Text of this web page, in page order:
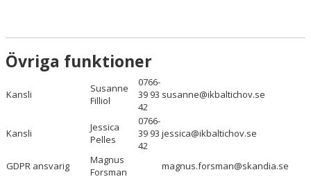
VÅRA LAG & LEDARE
MATCHER
ÅRSMÖTEN
SPONSORER
Övriga funktioner
Kansli
Susanne
Filliol
0766-
39 93
42
susanne@ikbaltichov.se
Kansli
Jessica
Pelles
0766-
39 93
42
jessica@ikbaltichov.se
GDPR ansvarig
Magnus
Forsman
magnus.forsman@skandia.se